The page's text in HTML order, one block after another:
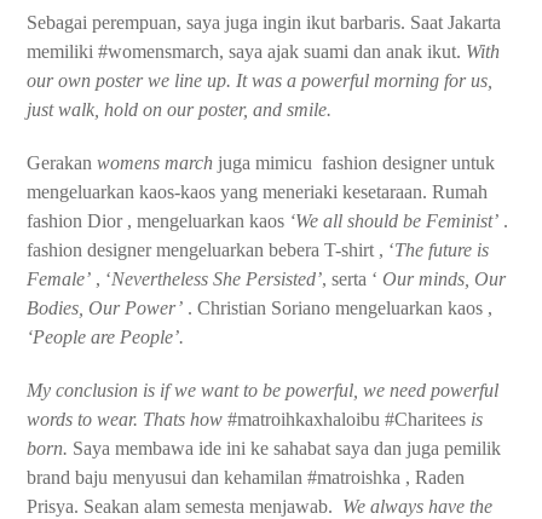
Sebagai perempuan, saya juga ingin ikut barbaris. Saat Jakarta
memiliki #womensmarch, saya ajak suami dan anak ikut. With
our own poster we line up. It was a powerful morning for us,
just walk, hold on our poster, and smile.
Gerakanwomens march juga mimicu fashion designer untuk
mengeluarkan kaos-kaos yang meneriaki kesetaraan. Rumah
fashion Dior , mengeluarkan kaos ‘We all should be Feminist’ .
fashion designer mengeluarkan bebera T-shirt , ‘The future is
Female’ , ‘Nevertheless She Persisted’, serta ‘ Our minds, Our
Bodies, Our Power’ . Christian Soriano mengeluarkan kaos ,
‘People are People’.
My conclusion is if we want to be powerful, we need powerful
words to wear. Thats how#matroihkaxhaloibu #Charitees is
born. Saya membawa ide ini ke sahabat saya dan juga pemilik
brand baju menyusui dan kehamilan #matroishka , Raden
Prisya. Seakan alam semesta menjawab. We always have the